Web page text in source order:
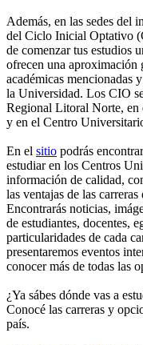
Además, en las sedes del
del Ciclo Inicial Optativo
de comenzar tus estudios
ofrecen una aproximación
académicas mencionadas
la Universidad. Los CIO
Regional Litoral Norte, en
y en el Centro
En el sitio podrás
estudiar en los Centros
información de calidad,
las ventajas de las
Encontrarás noticias,
de estudiantes, docentes,
particularidades de cada
presentaremos eventos
conocer más de todas las
¿Ya sábes dónde vas a
Conocé las carreras y
país.